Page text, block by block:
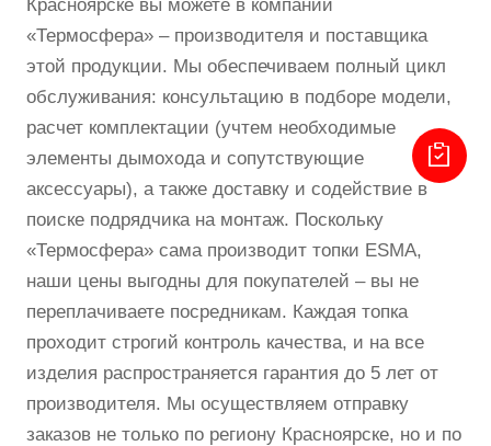
Красноярске вы можете в компании
«Термосфера» – производителя и поставщика
этой продукции. Мы обеспечиваем полный цикл
обслуживания: консультацию в подборе модели,
расчет комплектации (учтем необходимые
элементы дымохода и сопутствующие
аксессуары), а также доставку и содействие в
поиске подрядчика на монтаж. Поскольку
«Термосфера» сама производит топки ESMA,
наши цены выгодны для покупателей – вы не
переплачиваете посредникам. Каждая топка
проходит строгий контроль качества, и на все
изделия распространяется гарантия до 5 лет от
производителя. Мы осуществляем отправку
заказов не только по региону Красноярске, но и по